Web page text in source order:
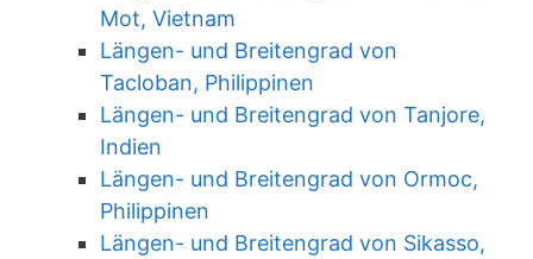
Mot, Vietnam
Längen- und Breitengrad von
Tacloban, Philippinen
Längen- und Breitengrad von Tanjore,
Indien
Längen- und Breitengrad von Ormoc,
Philippinen
Längen- und Breitengrad von Sikasso,